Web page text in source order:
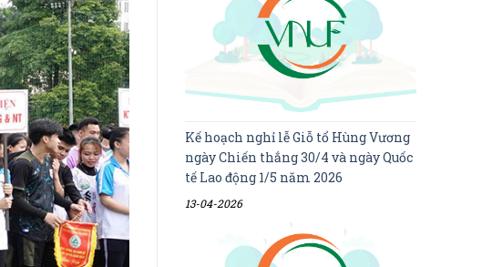
Kế hoạch nghỉ lễ Giỗ tổ Hùng Vương
ngày Chiến thắng 30/4 và ngày Quốc
tế Lao động 1/5 năm 2026
13-04-2026